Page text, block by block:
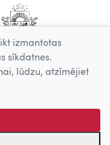
izmantotas
sīkdatnes.
lūdzu, atzīmējiet